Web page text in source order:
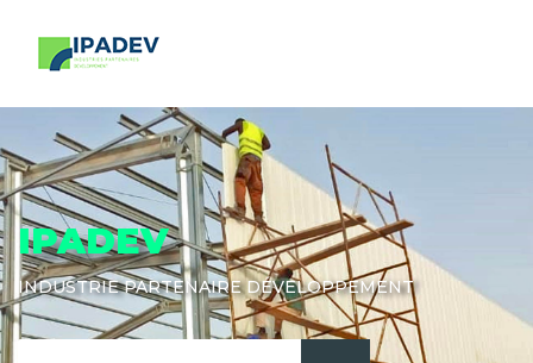
IPADEV
INDUSTRIE PARTENAIRE DÉVELOPPEMENT